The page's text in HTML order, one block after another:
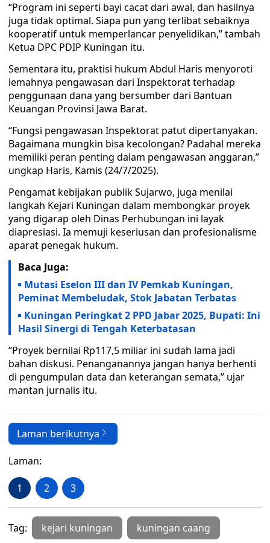
“Program ini seperti bayi cacat dari awal, dan hasilnya
juga tidak optimal. Siapa pun yang terlibat sebaiknya
kooperatif untuk memperlancar penyelidikan,” tambah
Ketua DPC PDIP Kuningan itu.
Sementara itu, praktisi hukum Abdul Haris menyoroti
lemahnya pengawasan dari Inspektorat terhadap
penggunaan dana yang bersumber dari Bantuan
Keuangan Provinsi Jawa Barat.
“Fungsi pengawasan Inspektorat patut dipertanyakan.
Bagaimana mungkin bisa kecolongan? Padahal mereka
memiliki peran penting dalam pengawasan anggaran,”
ungkap Haris, Kamis (24/7/2025).
Pengamat kebijakan publik Sujarwo, juga menilai
langkah Kejari Kuningan dalam membongkar proyek
yang digarap oleh Dinas Perhubungan ini layak
diapresiasi. Ia memuji keseriusan dan profesionalisme
aparat penegak hukum.
Baca Juga:
Mutasi Eselon III dan IV Pemkab Kuningan,
Peminat Membeludak, Stok Jabatan Terbatas
Kuningan Peringkat 2 PPD Jabar 2025, Bupati: Ini
Hasil Sinergi di Tengah Keterbatasan
“Proyek bernilai Rp117,5 miliar ini sudah lama jadi
bahan diskusi. Penanganannya jangan hanya berhenti
di pengumpulan data dan keterangan semata,” ujar
mantan jurnalis itu.
Laman berikutnya
Laman:
1 2 3
Tag: kejari kuningan kuningan caang